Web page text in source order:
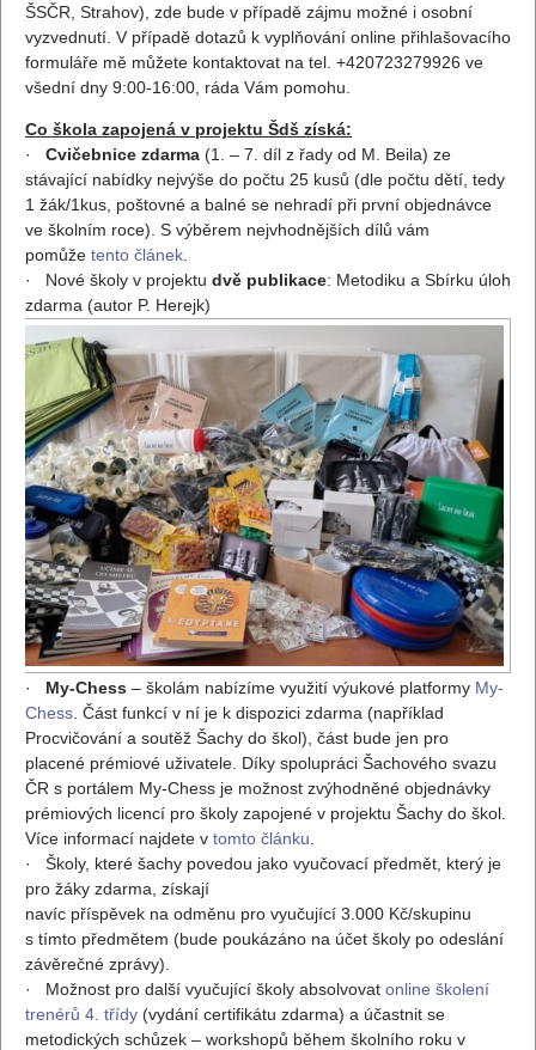
ŠSČR, Strahov), zde bude v případě zájmu možné i osobní
vyzvednutí. V případě dotazů k vyplňování online přihlašovacího
formuláře mě můžete kontaktovat na tel. +420723279926 ve
všední dny 9:00-16:00, ráda Vám pomohu.
Co škola zapojená v projektu Šdš získá:
· Cvičebnice zdarma (1. – 7. díl z řady od M. Beila) ze
stávající nabídky nejvýše do počtu 25 kusů (dle počtu dětí, tedy
1 žák/1kus, poštovné a balné se nehradí při první objednávce
ve školním roce). S výběrem nejvhodnějších dílů vám
pomůže tento článek
· Nové školy v projektu dvě publikace: Metodiku a Sbírku úloh
zdarma (autor P. Herejk)
· My-Chess – školám nabízíme využití výukové platformy My-
Chess . Část funkcí v ní je k dispozici zdarma (například
Procvičování a soutěž Šachy do škol), část bude jen pro
placené prémiové uživatele. Díky spolupráci Šachového svazu
ČR s portálem My-Chess je možnost zvýhodněné objednávky
prémiových licencí pro školy zapojené v projektu Šachy do škol.
Více informací najdete v tomto článku
· Školy, které šachy povedou jako vyučovací předmět, který je
pro žáky zdarma, získají
navíc příspěvek na odměnu pro vyučující 3.000 Kč/skupinu
s tímto předmětem (bude poukázáno na účet školy po odeslání
závěrečné zprávy).
· Možnost pro další vyučující školy absolvovat online školení
trenérů 4. třídy (vydání certifikátu zdarma) a účastnit se
metodických schůzek – workshopů během školního roku v